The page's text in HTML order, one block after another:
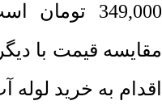
349,000
تومان
مقایسه قیمت با
اقدام به خرید لوله